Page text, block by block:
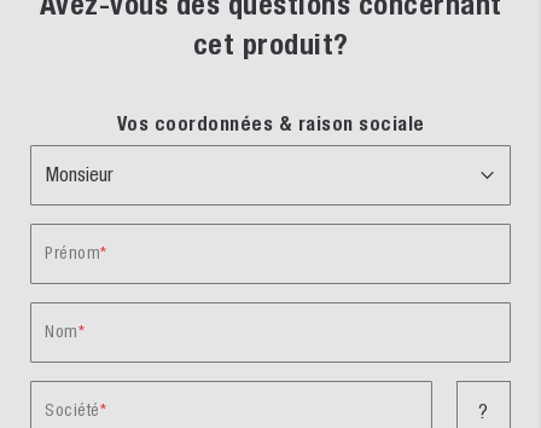
cet produit?
Vos coordonnées & raison sociale
Prénom
Nom
Société ?